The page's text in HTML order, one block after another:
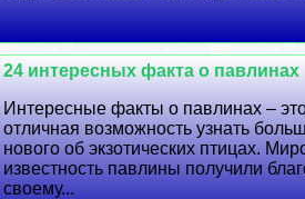
24 интересных факта о павлинах
Интересные факты о павлинах –
отличная возможность узнать
нового об экзотических птицах.
известность павлины получили
своему...